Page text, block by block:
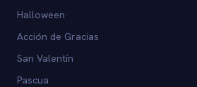
Halloween
Acción de Gracias
San Valentín
Pascua